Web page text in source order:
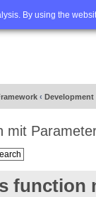
By using the
Advanced
‹ Development
mit
function